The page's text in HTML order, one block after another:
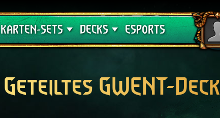
KARTEN-SETS
Crimson Curse
DECKS
Deck-Leitfäden
ESPORTS
Geteiltes GWENT-Deck